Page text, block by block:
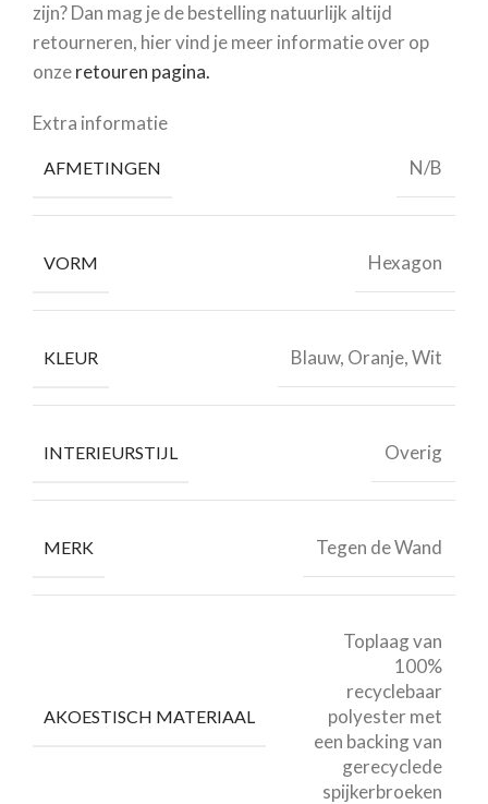
zijn? Dan mag je de bestelling natuurlijk altijd
retourneren, hier vind je meer informatie over op
onzeretouren pagina.
Extra informatie
AFMETINGEN N/B
VORM Hexagon
KLEUR Blauw, Oranje, Wit
INTERIEURSTIJL Overig
MERK Tegen de Wand
AKOESTISCH MATERIAAL
Toplaag van
100%
recyclebaar
polyester met
een backing van
gerecyclede
spijkerbroeken